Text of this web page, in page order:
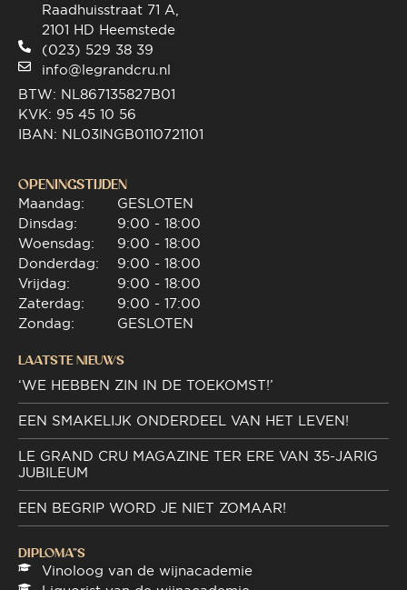
Raadhuisstraat 71 A,
2101 HD Heemstede
(023) 529 38 39
info@legrandcru.nl
BTW: NL867135827B01
KVK: 95 45 10 56
IBAN: NL03INGB0110721101
OPENINGSTIJDEN
Maandag:
Dinsdag:
Woensdag:
Donderdag:
Vrijdag:
Zaterdag:
Zondag:
GESLOTEN
9:00 - 18:00
9:00 - 18:00
9:00 - 18:00
9:00 - 18:00
9:00 - 17:00
GESLOTEN
LAATSTE NIEUWS
‘WE HEBBEN ZIN IN DE TOEKOMST!’
EEN SMAKELIJK ONDERDEEL VAN HET LEVEN!
LE GRAND CRU MAGAZINE TER ERE VAN 35-JARIG
JUBILEUM
EEN BEGRIP WORD JE NIET ZOMAAR!
DIPLOMA"S
Vinoloog van de wijnacademie